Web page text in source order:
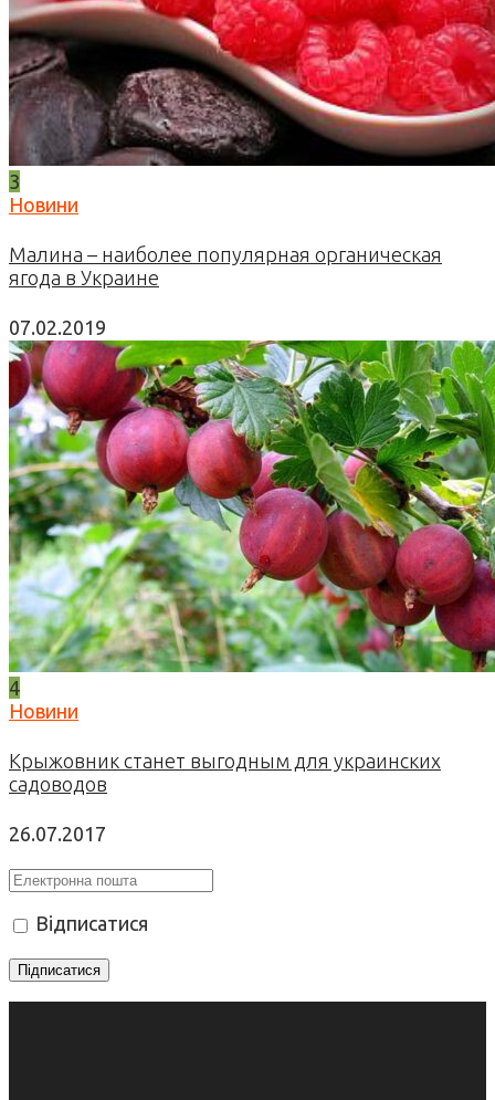
3
Новини
Малина – наиболее популярная органическая
ягода в Украине
07.02.2019
4
Новини
Крыжовник станет выгодным для украинских
садоводов
26.07.2017
Відписатися